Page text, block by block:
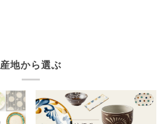
産地から選ぶ